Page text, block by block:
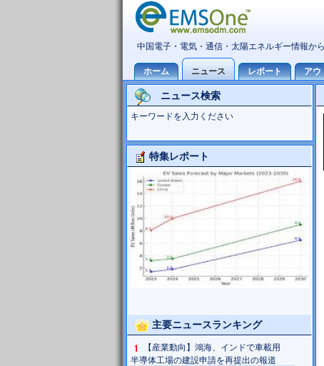
ニュース検索
キーワードを入力ください
特集レポート
大型TV市場10世代主導の可能性
主要ニュースランキング
【産業動向】鴻海、インドで車載用
半導体工場の建設申請を再提出の報道